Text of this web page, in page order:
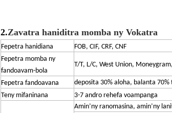
2.Zavatra haniditra momba ny Vokatra
Fepetra hanidiana
FOB, CIF, CRF, CNF
Fepetra momba ny
fandoavam-bola
T/T, L/C, West Union,
Fepetra fandoavana deposita 30% aloha, balanta 70%
Teny mifaninana
3-7 andro rehefa voampanga
Amin’ny ranomasina, amin’ny